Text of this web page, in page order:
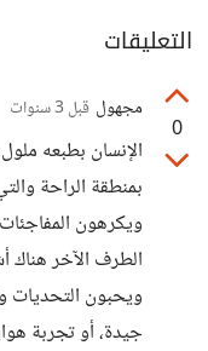
التعليقات
0
مجهول قبل 3 سنوات
الإنسان بطبعه
بمنطقة الراحة
ويكرهون
الطرف الآخر
ويحبون التحديات
جيدة، أو تجربة